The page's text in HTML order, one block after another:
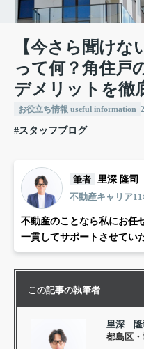
【今さら聞けな
って何？角住戸
デメリットを徹
お役立ち情報 useful information
#スタッフブログ
筆者 里深 隆司
不動産キャリア
不動産のことなら私にお任
一貫してサポートさせてい
この記事の執筆者
里深
都島区